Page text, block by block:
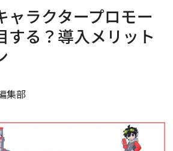
ャラクタープロモー
する？導入メリット
集部